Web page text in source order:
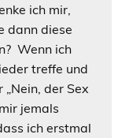
ich mir,
dann diese
Wenn ich
treffe und
der Sex
jemals
ich erstmal